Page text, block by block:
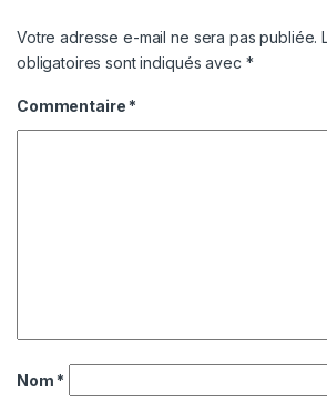
Votre adresse e-mail ne sera pas publiée.
obligatoires sont indiqués avec *
Commentaire *
Nom *